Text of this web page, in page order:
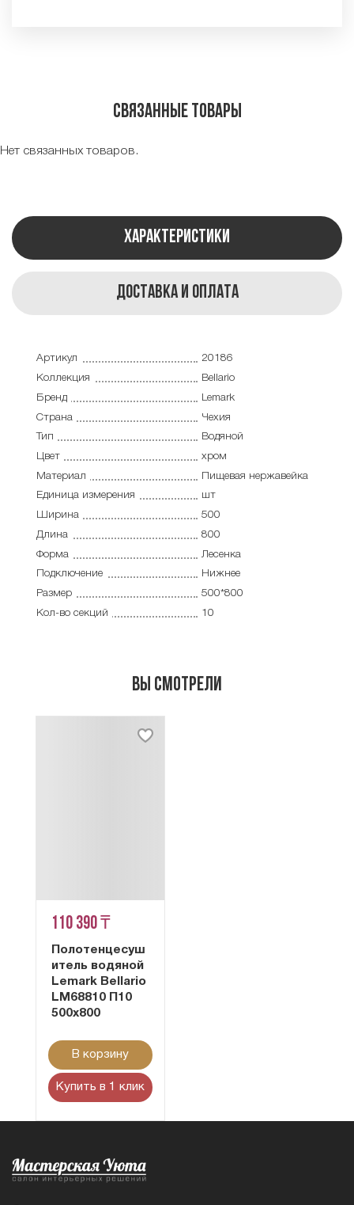
Связанные товары
Нет связанных товаров.
Характеристики
Доставка и оплата
Артикул
20186
Коллекция
Bellario
Бренд
Lemark
Страна
Чехия
Тип
Водяной
Цвет
хром
Материал
Пищевая нержавейка
Единица измерения
шт
Ширина
500
Длина
800
Форма
Лесенка
Подключение
Нижнее
Размер
500*800
Кол-во секций
10
Вы смотрели
110 390 ₸
Полотенцесуш
итель водяной
Lemark Bellario
LM68810 П10
500x800
В корзину
Купить в 1 клик